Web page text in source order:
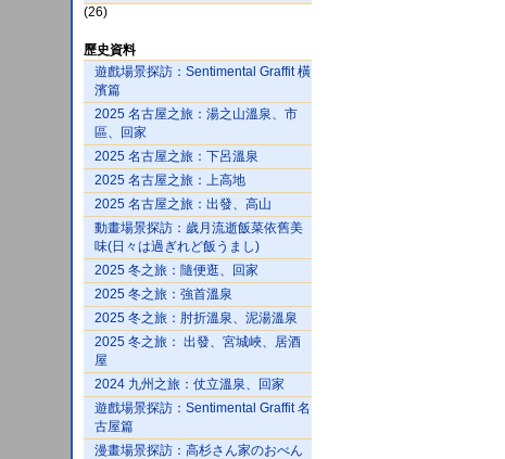
(26)
歷史資料
遊戲場景探訪：Sentimental Graffit 橫
濱篇
2025 名古屋之旅：湯之山溫泉、市
區、回家
2025 名古屋之旅：下呂溫泉
2025 名古屋之旅：上高地
2025 名古屋之旅：出發、高山
動畫場景探訪：歲月流逝飯菜依舊美
味(日々は過ぎれど飯うまし)
2025 冬之旅：隨便逛、回家
2025 冬之旅：強首溫泉
2025 冬之旅：肘折溫泉、泥湯溫泉
2025 冬之旅： 出發、宮城峽、居酒
屋
2024 九州之旅：仗立溫泉、回家
遊戲場景探訪：Sentimental Graffit 名
古屋篇
漫畫場景探訪：高杉さん家のおべん